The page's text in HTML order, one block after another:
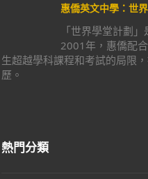
惠僑英文中學：世
「世界學堂計劃
2001年，惠僑配
生超越學科課程和考試的局限
歷。
熱門分類